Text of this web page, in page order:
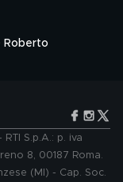
Roberto
S.p.A.: p. iva
8, 00187 Roma.
(MI) - Cap. Soc.